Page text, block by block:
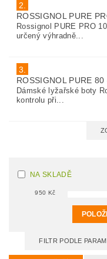
2.
ROSSIGNOL PURE
Rossignol PURE PRO
určený výhradně...
3.
ROSSIGNOL PURE 80
Dámské lyžařské boty
kontrolu při...
NA SKLADĚ
950 Kč
FILTR PODLE